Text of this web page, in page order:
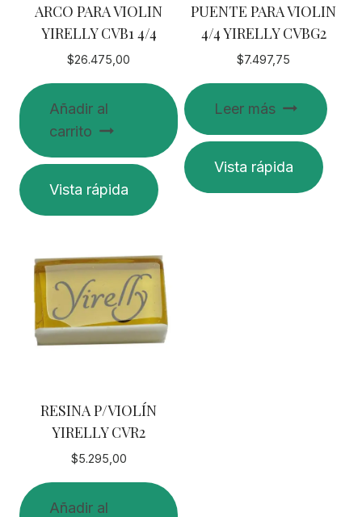
ARCO PARA VIOLIN
YIRELLY CVB1 4/4
$26.475,00
Añadir al
carrito
Vista rápida
PUENTE PARA VIOLIN
4/4 YIRELLY CVBG2
$7.497,75
Leer más
Vista rápida
RESINA P/VIOLÍN
YIRELLY CVR2
$5.295,00
Añadir al